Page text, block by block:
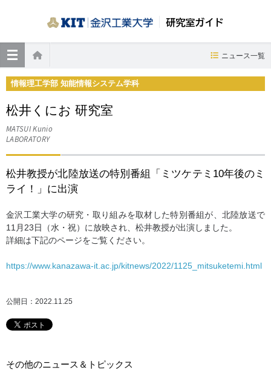
研究室ガイド
ホーム
ニュース一覧
情報理工学部 知能情報システム学科
松井くにお 研究室
MATSUI Kunio
LABORATORY
松井教授が北陸放送の特別番組「ミツケテミ10年後のミ
ライ！」に出演
金沢工業大学の研究・取り組みを取材した特別番組が、北陸放送で
11月23日（水・祝）に放映され、松井教授が出演しました。
詳細は下記のページをご覧ください。
https://www.kanazawa-it.ac.jp/kitnews/2022/1125_mitsuketemi.html
公開日：2022.11.25
その他のニュース＆トピックス